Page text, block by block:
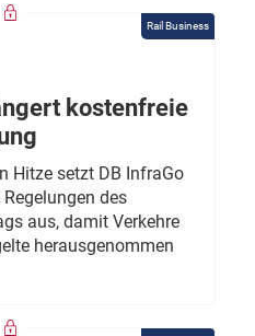
Rail Business
kostenfreie
Hitze setzt DB InfraGo
des
aus, damit Verkehre
herausgenommen